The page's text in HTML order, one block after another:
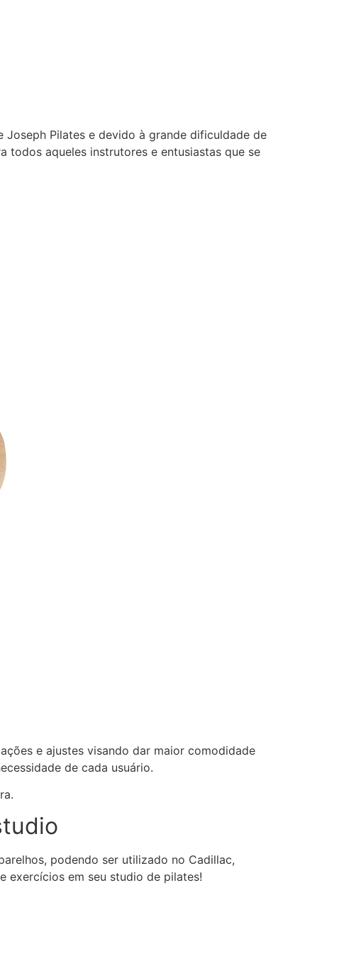
Joseph Pilates e devido à grande dificuldade de
todos aqueles instrutores e entusiastas que se
e ajustes visando dar maior comodidade
de cada usuário.
podendo ser utilizado no Cadillac,
exercícios em seu studio de pilates!